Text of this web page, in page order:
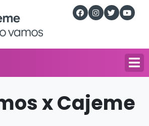
x Cajeme